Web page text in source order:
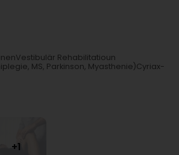
Rehabilitatioun
MS, Parkinson, Myasthenie)Cyriax-
+1